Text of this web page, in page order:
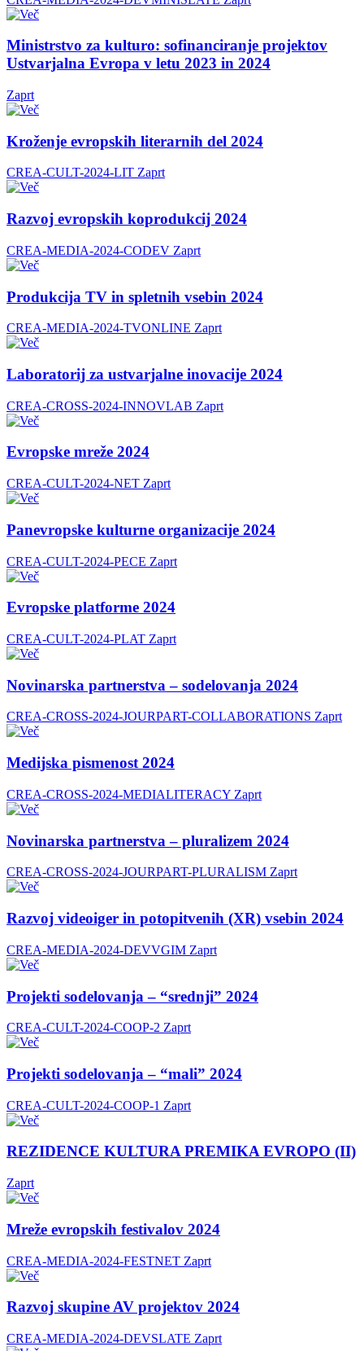
Ministrstvo za kulturo: sofinanciranje projektov
Ustvarjalna Evropa v letu 2023 in 2024
Zaprt
Kroženje evropskih literarnih del 2024
CREA-CULT-2024-LIT Zaprt
Razvoj evropskih koprodukcij 2024
CREA-MEDIA-2024-CODEV Zaprt
Produkcija TV in spletnih vsebin 2024
CREA-MEDIA-2024-TVONLINE Zaprt
Laboratorij za ustvarjalne inovacije 2024
CREA-CROSS-2024-INNOVLAB Zaprt
Evropske mreže 2024
CREA-CULT-2024-NET Zaprt
Panevropske kulturne organizacije 2024
CREA-CULT-2024-PECE Zaprt
Evropske platforme 2024
CREA-CULT-2024-PLAT Zaprt
Novinarska partnerstva – sodelovanja 2024
CREA-CROSS-2024-JOURPART-COLLABORATIONS Zaprt
Medijska pismenost 2024
CREA-CROSS-2024-MEDIALITERACY Zaprt
Novinarska partnerstva – pluralizem 2024
CREA-CROSS-2024-JOURPART-PLURALISM Zaprt
Razvoj videoiger in potopitvenih (XR) vsebin 2024
CREA-MEDIA-2024-DEVVGIM Zaprt
Projekti sodelovanja – “srednji” 2024
CREA-CULT-2024-COOP-2 Zaprt
Projekti sodelovanja – “mali” 2024
CREA-CULT-2024-COOP-1 Zaprt
REZIDENCE KULTURA PREMIKA EVROPO (II)
Zaprt
Mreže evropskih festivalov 2024
CREA-MEDIA-2024-FESTNET Zaprt
Razvoj skupine AV projektov 2024
CREA-MEDIA-2024-DEVSLATE Zaprt